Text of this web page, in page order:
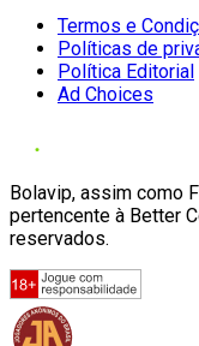
Termos e
Políticas de
Política Editorial
Ad Choices
Bolavip, assim como
pertencente à Better
reservados.